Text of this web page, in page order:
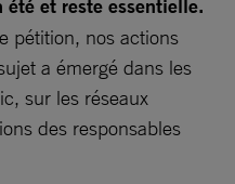
et reste essentielle.
pétition, nos actions
a émergé dans les
sur les réseaux
des responsables